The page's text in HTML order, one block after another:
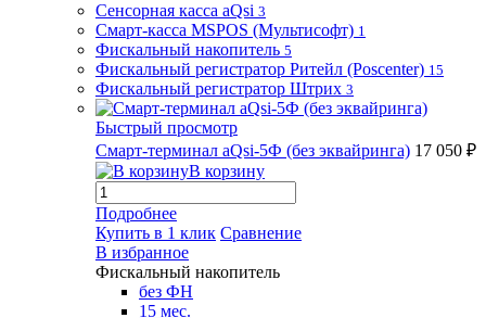
Сенсорная касса aQsi 3
Смарт-касса MSPOS (Мультисофт) 1
Фискальный накопитель 5
Фискальный регистратор Ритейл (Poscenter) 15
Фискальный регистратор Штрих 3
Быстрый просмотр
Смарт-терминал aQsi-5Ф (без эквайринга) 17 050 ₽
В корзину
Подробнее
Купить в 1 клик Сравнение
В избранное
Фискальный накопитель
без ФН
15 мес.